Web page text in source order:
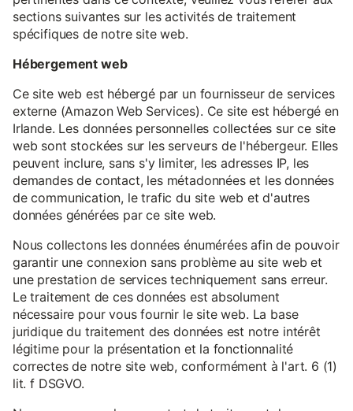
sections suivantes sur les activités de traitement
spécifiques de notre site web.
Hébergement web
Ce site web est hébergé par un fournisseur de services
externe (Amazon Web Services). Ce site est hébergé en
Irlande. Les données personnelles collectées sur ce site
web sont stockées sur les serveurs de l'hébergeur. Elles
peuvent inclure, sans s'y limiter, les adresses IP, les
demandes de contact, les métadonnées et les données
de communication, le trafic du site web et d'autres
données générées par ce site web.
Nous collectons les données énumérées afin de pouvoir
garantir une connexion sans problème au site web et
une prestation de services techniquement sans erreur.
Le traitement de ces données est absolument
nécessaire pour vous fournir le site web. La base
juridique du traitement des données est notre intérêt
légitime pour la présentation et la fonctionnalité
correctes de notre site web, conformément à l'art. 6 (1)
lit. f DSGVO.